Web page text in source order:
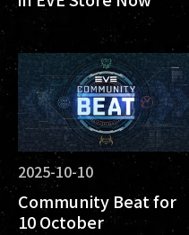
2025-10-10
Community Beat for
10 October